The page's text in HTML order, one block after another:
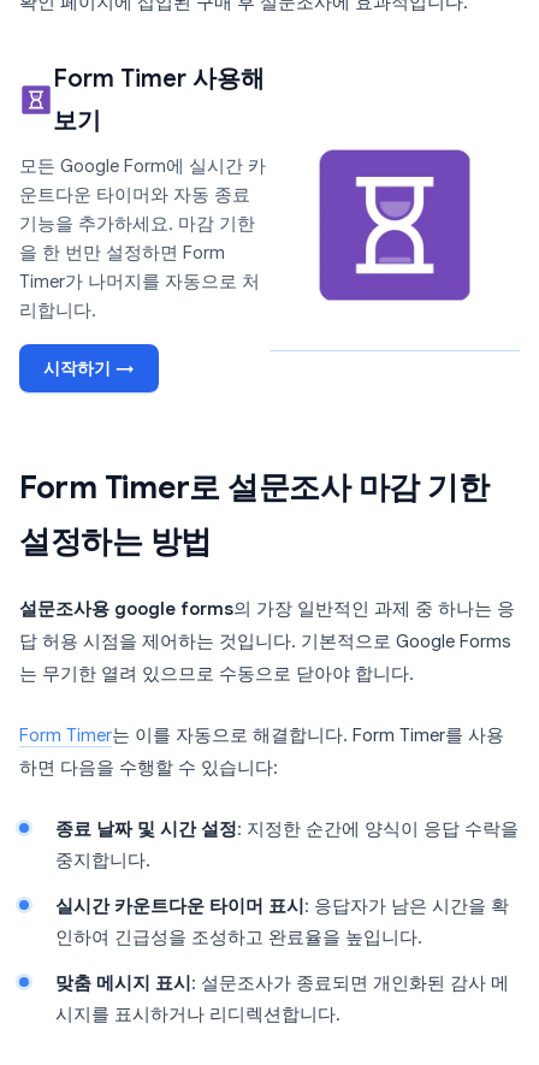
Form Timer 사용해
보기
모든 Google Form에 실시간 카
운트다운 타이머와 자동 종료
기능을 추가하세요. 마감 기한
을 한 번만 설정하면 Form
Timer가 나머지를 자동으로 처
리합니다.
시작하기 →
Form Timer로 설문조사 마감 기한
설정하는 방법
설문조사용 google forms의 가장 일반적인 과제 중 하나는 응
답 허용 시점을 제어하는 것입니다. 기본적으로 Google Forms
는 무기한 열려 있으므로 수동으로 닫아야 합니다.
Form Timer는 이를 자동으로 해결합니다. Form Timer를 사용
하면 다음을 수행할 수 있습니다:
종료 날짜 및 시간 설정: 지정한 순간에 양식이 응답 수락을
중지합니다.
실시간 카운트다운 타이머 표시: 응답자가 남은 시간을 확
인하여 긴급성을 조성하고 완료율을 높입니다.
맞춤 메시지 표시: 설문조사가 종료되면 개인화된 감사 메
시지를 표시하거나 리디렉션합니다.